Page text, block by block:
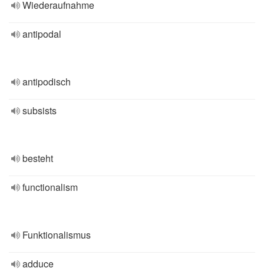
Wiederaufnahme
antipodal
antipodisch
subsists
besteht
functionalism
Funktionalismus
adduce